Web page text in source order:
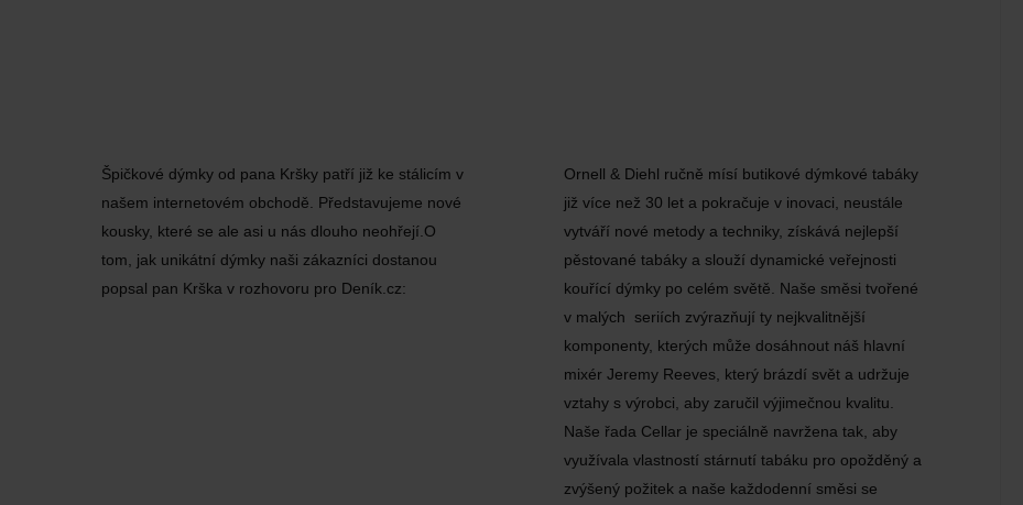
Špičkové dýmky od pana Kršky patří již ke stálicím v
našem internetovém obchodě. Představujeme nové
kousky, které se ale asi u nás dlouho neohřejí.O
tom, jak unikátní dýmky naši zákazníci dostanou
popsal pan Krška v rozhovoru pro Deník.cz:
Ornell & Diehl ručně mísí butikové dýmkové tabáky
již více než 30 let a pokračuje v inovaci, neustále
vytváří nové metody a techniky, získává nejlepší
pěstované tabáky a slouží dynamické veřejnosti
kouřící dýmky po celém světě. Naše směsi tvořené
v malých seriích zvýrazňují ty nejkvalitnější
komponenty, kterých může dosáhnout náš hlavní
mixér Jeremy Reeves, který brázdí svět a udržuje
vztahy s výrobci, aby zaručil výjimečnou kvalitu.
Naše řada Cellar je speciálně navržena tak, aby
využívala vlastností stárnutí tabáku pro opožděný a
zvýšený požitek a naše každodenní směsi se